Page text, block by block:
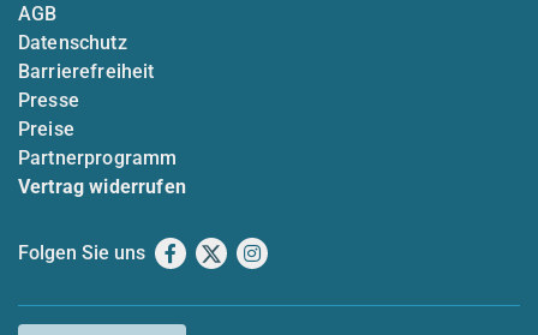
AGB
Datenschutz
Barrierefreiheit
Presse
Preise
Partnerprogramm
Vertrag widerrufen
Folgen Sie uns Facebook
X Instagram